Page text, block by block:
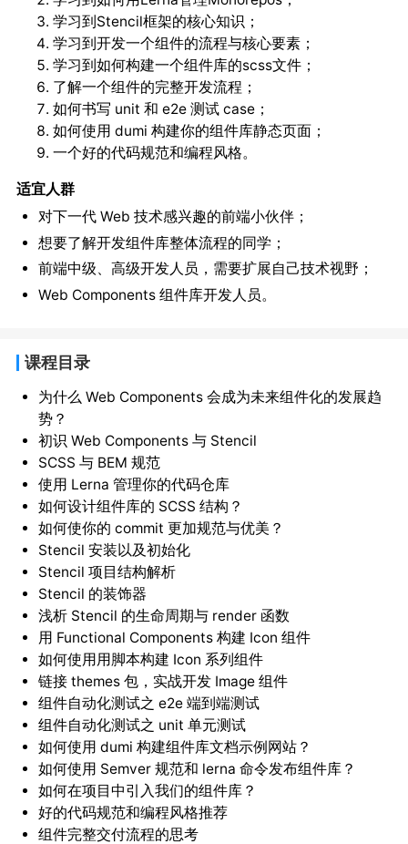
学习到Stencil框架的核心知识；
学习到开发一个组件的流程与核心要素；
学习到如何构建一个组件库的scss文件；
了解一个组件的完整开发流程；
如何书写 unit 和 e2e 测试 case；
如何使用 dumi 构建你的组件库静态页面；
一个好的代码规范和编程风格。
适宜人群
对下一代 Web 技术感兴趣的前端小伙伴；
想要了解开发组件库整体流程的同学；
前端中级、高级开发人员，需要扩展自己技术视野；
Web Components 组件库开发人员。
课程目录
为什么 Web Components 会成为未来组件化的发展趋
势？
初识 Web Components 与 Stencil
SCSS 与 BEM 规范
使用 Lerna 管理你的代码仓库
如何设计组件库的 SCSS 结构？
如何使你的 commit 更加规范与优美？
Stencil 安装以及初始化
Stencil 项目结构解析
Stencil 的装饰器
浅析 Stencil 的生命周期与 render 函数
用 Functional Components 构建 Icon 组件
如何使用用脚本构建 Icon 系列组件
链接 themes 包，实战开发 Image 组件
组件自动化测试之 e2e 端到端测试
组件自动化测试之 unit 单元测试
如何使用 dumi 构建组件库文档示例网站？
如何使用 Semver 规范和 lerna 命令发布组件库？
如何在项目中引入我们的组件库？
好的代码规范和编程风格推荐
组件完整交付流程的思考